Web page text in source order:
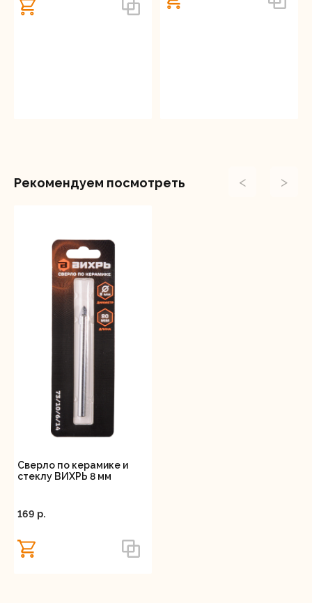
Рекомендуем посмотреть < >
Сверло по керамике и
стеклу ВИХРЬ 8 мм
169 p.